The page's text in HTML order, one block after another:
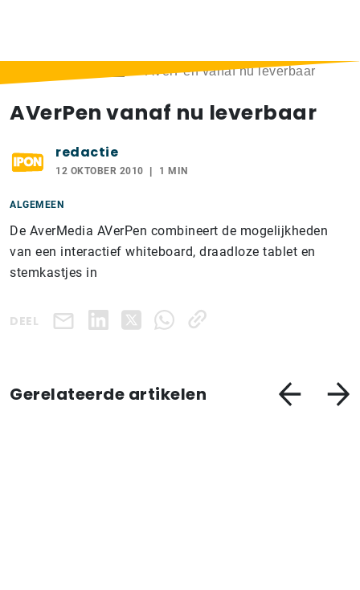
AVerPen vanaf nu leverbaar
AVerPen vanaf nu leverbaar
redactie
12 OKTOBER 2010 1 MIN
ALGEMEEN
De AverMedia AVerPen combineert de mogelijkheden
van een interactief whiteboard, draadloze tablet en
stemkastjes in
DEEL
Gerelateerde artikelen